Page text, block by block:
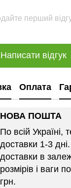
перший
Написати відгук
Оплата
НОВА ПОШТА
По всій Україні,
доставки 1-3 дні.
доставки в
розмірів і ваги
грн.